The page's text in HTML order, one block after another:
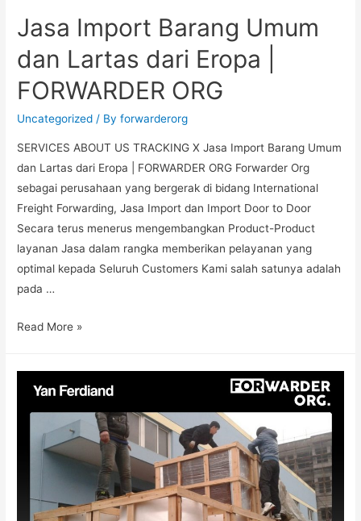
Jasa Import Barang Umum
dan Lartas dari Eropa |
FORWARDER ORG
Uncategorized / Byforwarderorg
SERVICES ABOUT US TRACKING X Jasa Import Barang Umum
dan Lartas dari Eropa | FORWARDER ORG Forwarder Org
sebagai perusahaan yang bergerak di bidang International
Freight Forwarding, Jasa Import dan Import Door to Door
Secara terus menerus mengembangkan Product-Product
layanan Jasa dalam rangka memberikan pelayanan yang
optimal kepada Seluruh Customers Kami salah satunya adalah
pada …
Read More »